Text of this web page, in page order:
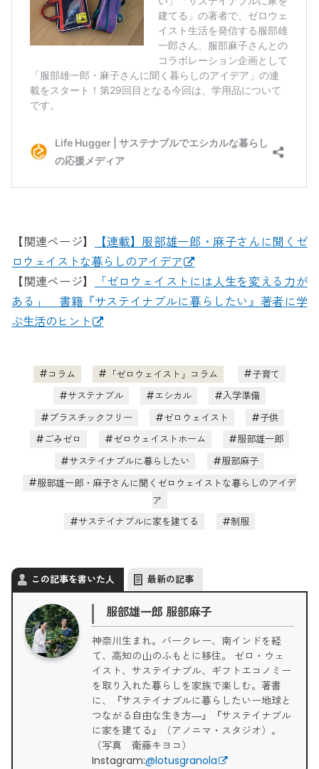
【関連ページ】
【連載】服部雄一郎・麻子さんに聞くゼ
ロウェイストな暮らしのアイデア
【関連ページ】
「ゼロウェイストには人生を変える力が
ある」 書籍『サステイナブルに暮らしたい』著者に学
ぶ生活のヒント
コラム 「ゼロウェイスト」コラム
子育て
サステナブル
エシカル
入学準備
プラスチックフリー
ゼロウェイスト
子供
ごみゼロ
ゼロウェイストホーム
服部雄一郎
サステイナブルに暮らしたい
服部麻子
服部雄一郎・麻子さんに聞くゼロウェイストな暮らしのアイデ
ア
サステイナブルに家を建てる
制服
この記事を書いた人 最新の記事
服部雄一郎 服部麻子
神奈川生まれ。バークレー、南インドを経
て、高知の山のふもとに移住。 ゼロ・ウェ
イスト、サステイナブル、ギフトエコノミー
を取り入れた暮らしを家族で楽しむ。著書
に、『サステイナブルに暮らしたいー地球と
つながる自由な生き方―』『サステイナブル
に家を建てる』（アノニマ・スタジオ）。
（写真 衛藤キヨコ）
Instagram:@lotusgranola